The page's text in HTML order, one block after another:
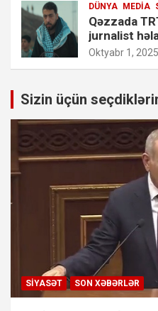
DÜNYA MEDIA
Qəzzada
jurnalist
Oktyabr 1,
Sizin üçün
SIYASƏT SON XƏBƏRLƏR